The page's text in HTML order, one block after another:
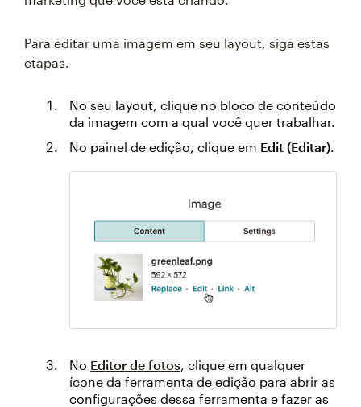
Para editar uma imagem em seu layout, siga estas
etapas.
No seu layout, clique no bloco de conteúdo
da imagem com a qual você quer trabalhar.
No painel de edição, clique em Edit (Editar).
No Editor de fotos, clique em qualquer
ícone da ferramenta de edição para abrir as
configurações dessa ferramenta e fazer as